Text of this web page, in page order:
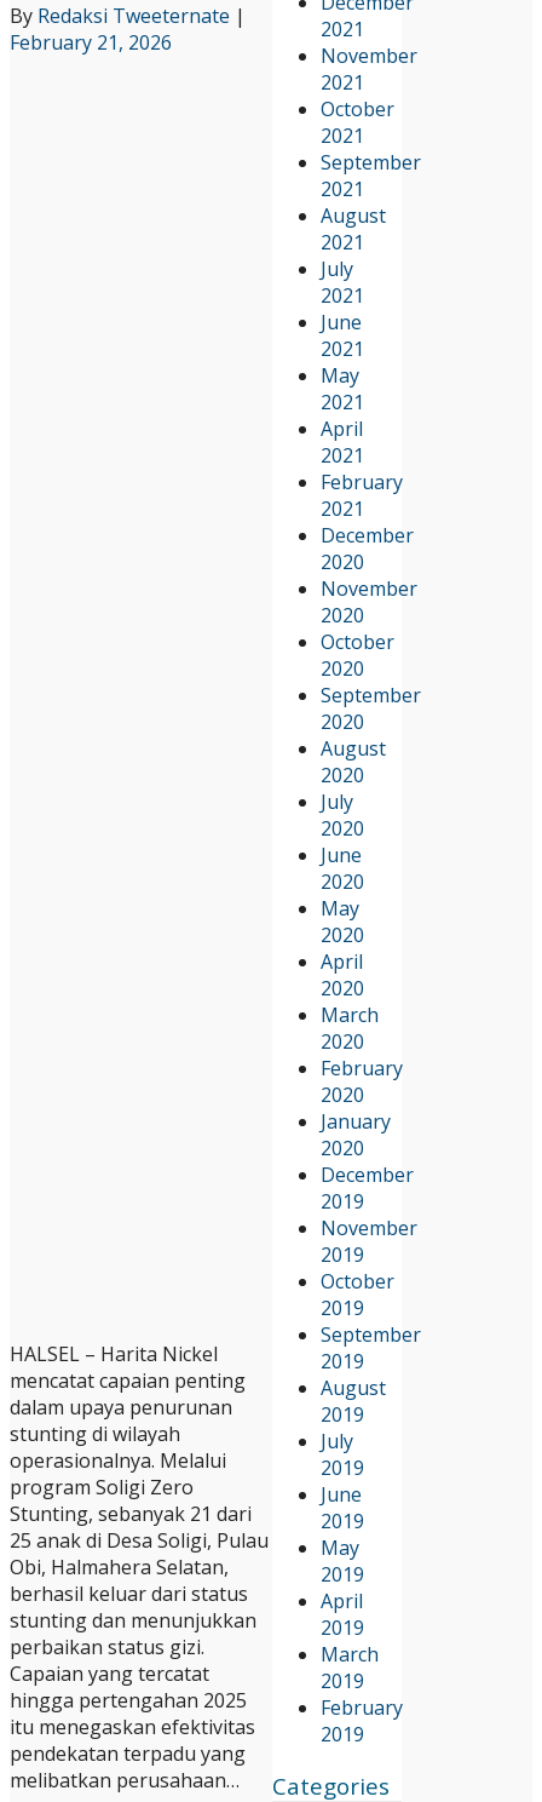
2021
November
2021
October
2021
September
2021
August
2021
July
2021
June
2021
May
2021
April
2021
February
2021
December
2020
November
2020
October
2020
September
2020
August
2020
July
2020
June
2020
May
2020
April
2020
March
2020
February
2020
January
2020
December
2019
November
2019
October
2019
September
2019
August
2019
July
2019
June
2019
May
2019
April
2019
March
2019
February
2019
Categories
By Redaksi Tweeternate |
February 21, 2026
HALSEL – Harita Nickel
mencatat capaian penting
dalam upaya penurunan
stunting di wilayah
operasionalnya. Melalui
program Soligi Zero
Stunting, sebanyak 21 dari
25 anak di Desa Soligi, Pulau
Obi, Halmahera Selatan,
berhasil keluar dari status
stunting dan menunjukkan
perbaikan status gizi.
Capaian yang tercatat
hingga pertengahan 2025
itu menegaskan efektivitas
pendekatan terpadu yang
melibatkan perusahaan…